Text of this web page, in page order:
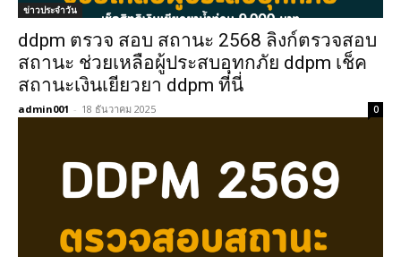
ข่าวประจำวัน
ddpm ตรวจ สอบ สถานะ 2568 ลิงก์ตรวจสอบ
สถานะ ช่วยเหลือผู้ประสบอุทกภัย ddpm เช็ค
สถานะเงินเยียวยา ddpm ที่นี่
admin001 - 18 ธันวาคม 2025 0